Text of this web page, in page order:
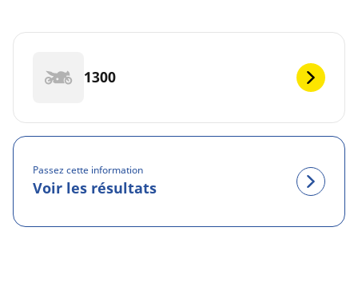
1300
Passez cette information
Voir les résultats